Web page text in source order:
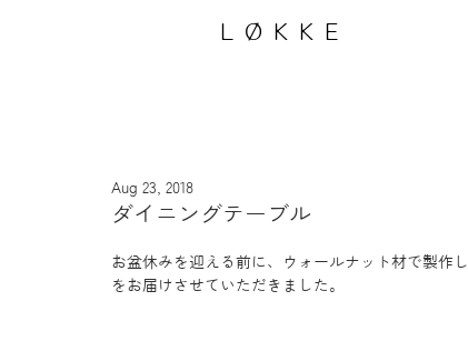
LØKKE
ダイニングテーブル
Aug 23, 2018
お盆休みを迎える前に、ウォールナット材で製作
をお届けさせていただきました。